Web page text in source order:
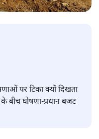
पर टिका क्यों दिखता
घोषणा-प्रधान बजट